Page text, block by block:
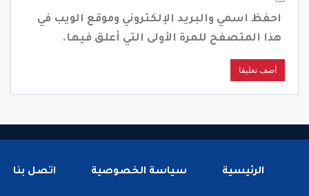
احفظ اسمي والبريد الإلكتروني وموقع الويب في
هذا المتصفح للمرة الأولى التي أعلق فيها.
الرئيسية سياسة الخصوصية اتصل بنا